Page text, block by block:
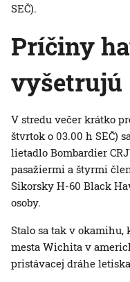
SEČ).
Príčiny
vyšetrujú
V stredu večer krátko
štvrtok o 03.00 h SEČ)
lietadlo Bombardier
pasažiermi a štyrmi
Sikorsky H-60 Black
osoby.
Stalo sa tak v
mesta Wichita v
pristávacej dráhe